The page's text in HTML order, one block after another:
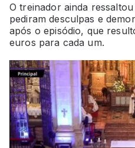
O treinador ainda
pediram desculpas e
após o episódio, que
euros para cada um.